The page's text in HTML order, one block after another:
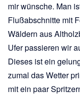
mir wünsche. Man
Flußabschnitte mit
Wäldern aus
Ufer passieren wir
Dieses ist ein
zumal das Wetter
mit ein paar